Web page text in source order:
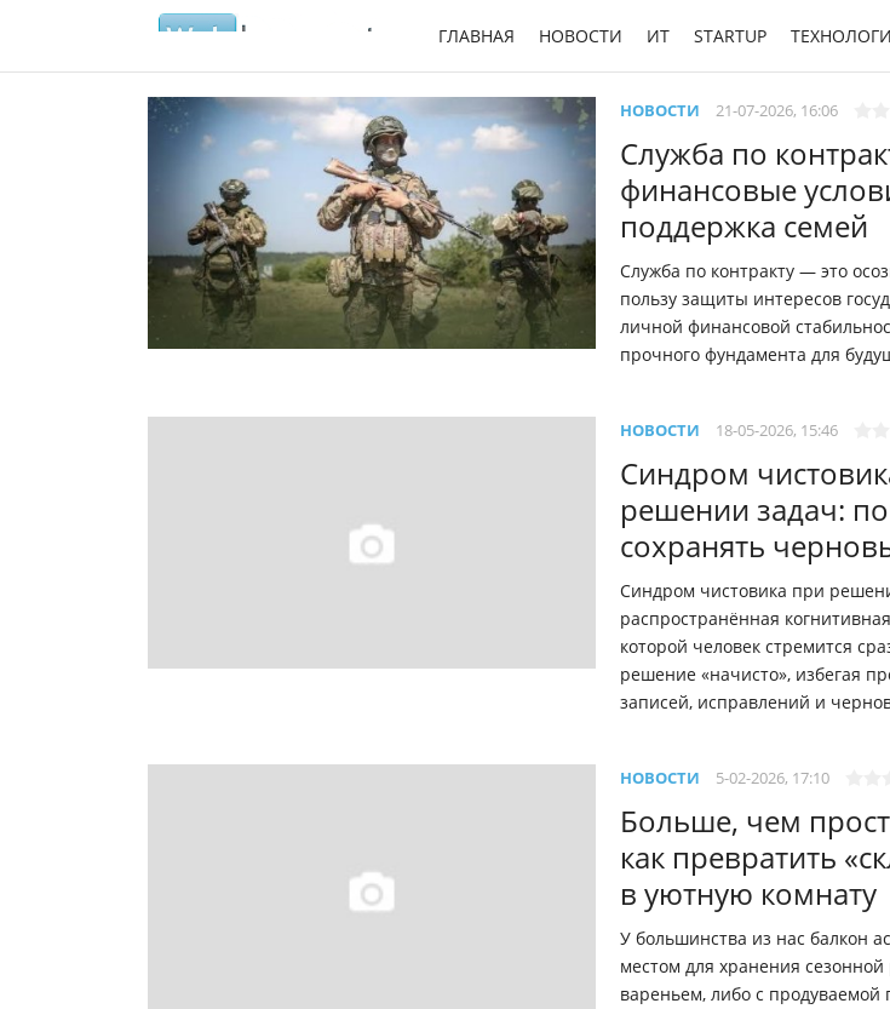
ГЛАВНАЯ НОВОСТИ ИТ STARTUP
НОВОСТИ 21-07-2026, 16:06
Служба по
финансовые
поддержка семей
Служба по контракту — это
пользу защиты интересов
личной финансовой
прочного фундамента для
НОВОСТИ 18-05-2026, 15:46
Синдром
решении задач:
сохранять
Синдром чистовика при
распространённая
которой человек стремится
решение «начисто», избегая
записей, исправлений и
НОВОСТИ 5-02-2026, 17:10
Больше, чем
как превратить
в уютную комнату
У большинства из нас балкон
местом для хранения
вареньем, либо с продуваемой